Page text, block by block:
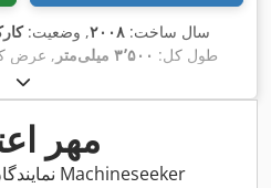
سال ساخت: ۲۰۰۸, وضعیت:
طول کل: ۳٬۵۰۰ میلی‌متر , عرض
مهر
نمایندگان فروش مورد تأیید Machineseeker